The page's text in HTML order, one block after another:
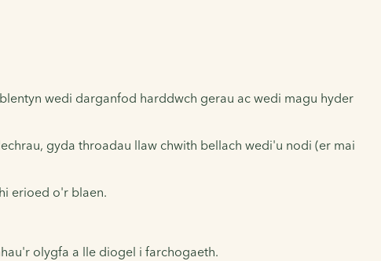
wedi darganfod harddwch gerau ac wedi magu hyder
gyda throadau llaw chwith bellach wedi'u nodi (er mai
erioed o'r blaen.
olygfa a lle diogel i farchogaeth.